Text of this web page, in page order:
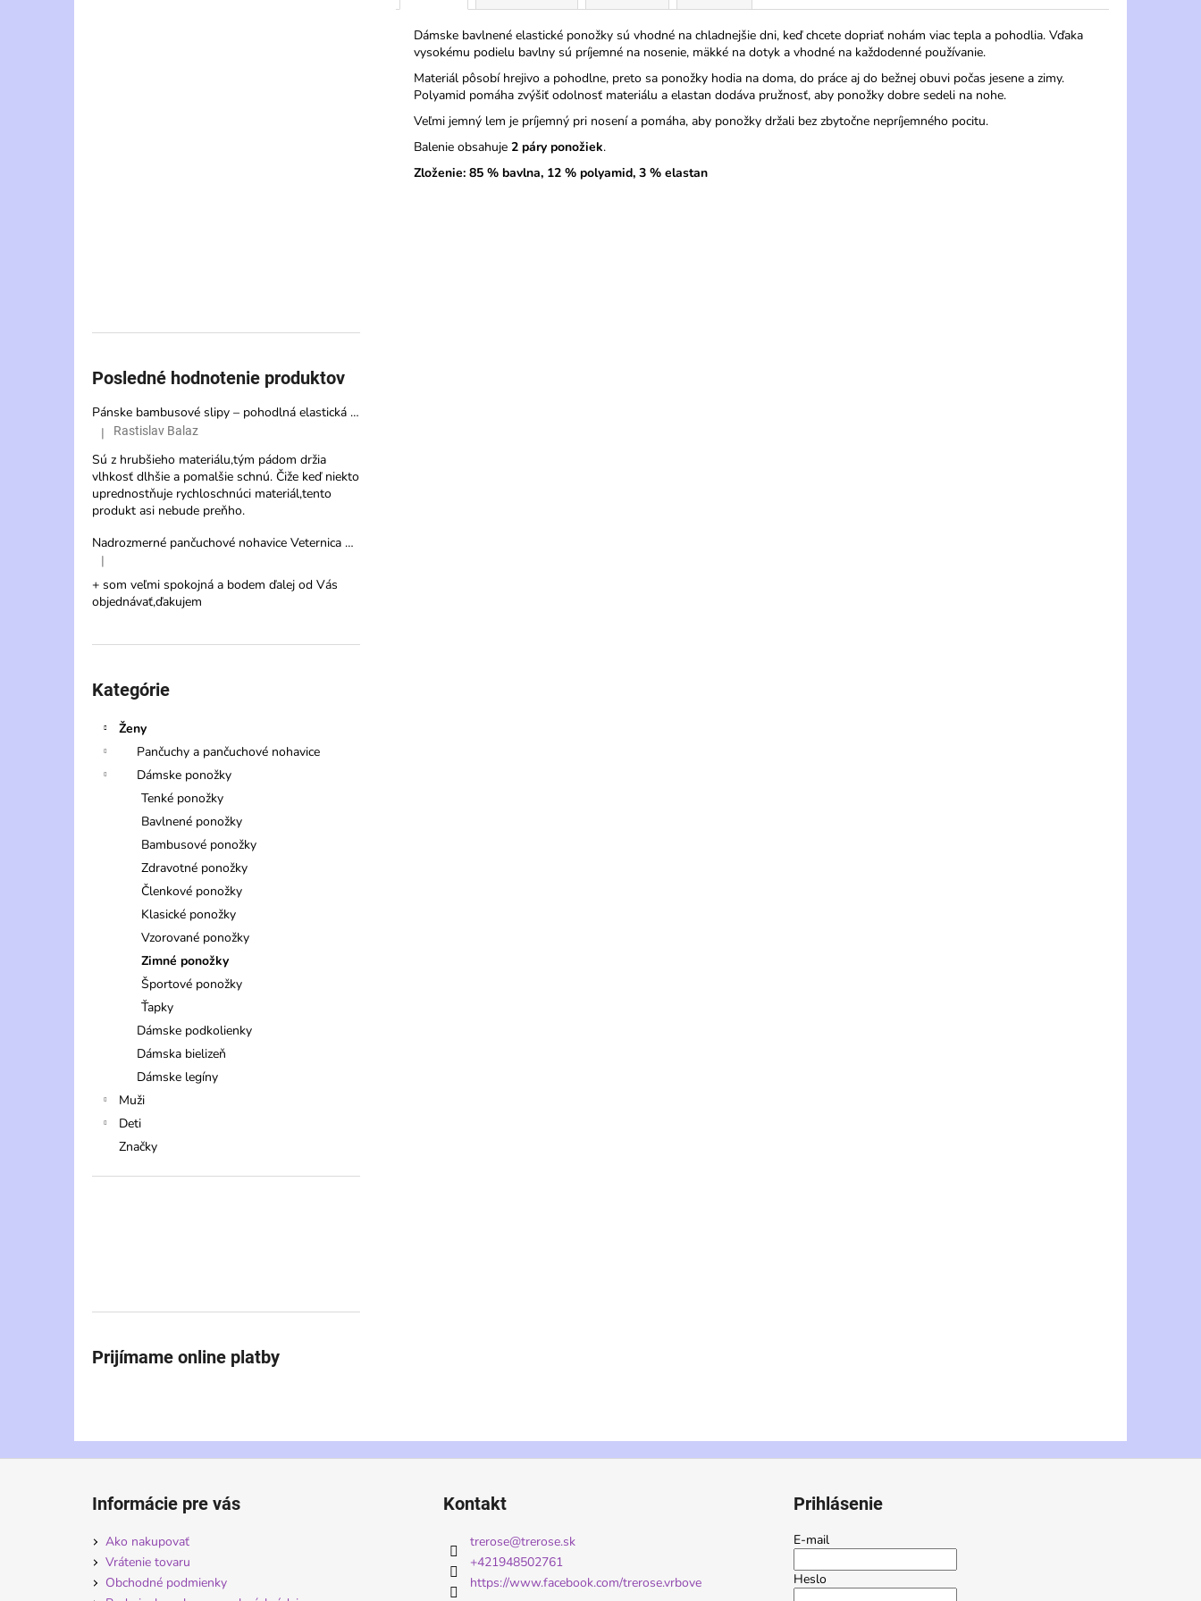
Posledné hodnotenie produktov
Pánske bambusové slipy – pohodlná elastická spodná bielizeň s vysokou savosťou
Hodnotenie produktu je 3 z 5 hviezdičiek.
| Rastislav Balaz
Sú z hrubšieho materiálu,tým pádom držia
vlhkosť dlhšie a pomalšie schnú. Čiže keď niekto
uprednostňuje rychloschnúci materiál,tento
produkt asi nebude preňho.
Nadrozmerné pančuchové nohavice Veternica 20 DEN s veľkým klinom
Hodnotenie produktu je 5 z 5 hviezdičiek.
|
+ som veľmi spokojná a bodem ďalej od Vás
objednávať,ďakujem
kategórie
Kategórie
Ženy
Pančuchy a pančuchové nohavice
Dámske ponožky
Tenké ponožky
Bavlnené ponožky
Bambusové ponožky
Zdravotné ponožky
Členkové ponožky
Klasické ponožky
Vzorované ponožky
Zimné ponožky
Športové ponožky
Ťapky
Dámske podkolienky
Dámska bielizeň
Dámske legíny
Muži
Deti
Značky
Prijímame online platby
Dámske bavlnené elastické ponožky sú vhodné na chladnejšie dni, keď chcete dopriať nohám viac tepla a pohodlia. Vďaka
vysokému podielu bavlny sú príjemné na nosenie, mäkké na dotyk a vhodné na každodenné používanie.
Materiál pôsobí hrejivo a pohodlne, preto sa ponožky hodia na doma, do práce aj do bežnej obuvi počas jesene a zimy.
Polyamid pomáha zvýšiť odolnosť materiálu a elastan dodáva pružnosť, aby ponožky dobre sedeli na nohe.
Veľmi jemný lem je príjemný pri nosení a pomáha, aby ponožky držali bez zbytočne nepríjemného pocitu.
Balenie obsahuje 2 páry ponožiek.
Zloženie: 85 % bavlna, 12 % polyamid, 3 % elastan
Informácie pre vás
Ako nakupovať
Vrátenie tovaru
Obchodné podmienky
Kontakt
trerose@trerose.sk
+421948502761
https://www.facebook.com/trerose.vrbove
Prihlásenie
E-mail
Heslo